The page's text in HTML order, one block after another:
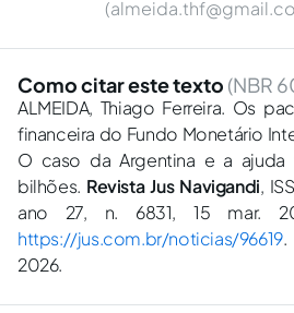
(
Como citar este texto (NBR
ALMEIDA, Thiago Ferreira. Os
financeira do Fundo Monetário
O caso da Argentina e a ajuda
bilhões. Revista Jus Navigandi,
ano 27, n. 6831, 15 mar.
https://jus.com.br/noticias/96619.
2026.